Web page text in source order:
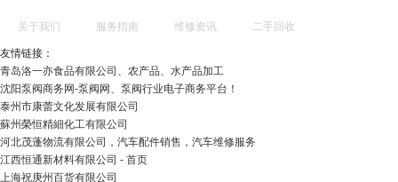
关于我们 服务指南 维修资讯 二手回收
友情链接：
青岛洛一亦食品有限公司、农产品、水产品加工
沈阳泵阀商务网-泵阀网、泵阀行业电子商务平台！
泰州市康蕾文化发展有限公司
蘇州榮恒精細化工有限公司
河北茂蓬物流有限公司，汽车配件销售，汽车维修服务
江西恒通新材料有限公司 - 首页
上海祝庚州百货有限公司